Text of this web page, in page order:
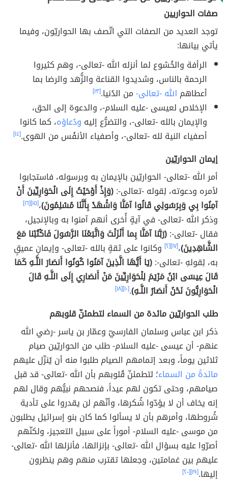
صفات الحواريين
توجد العديد من الصفات التي اتّصف بها الحواريّون، وفيما
يأتي بيانها:
الرأفة والخُشوع لما أنزله الله -تعالى-، وهم كثيروا
الرحمة بالناس، وشديدوا القناعة والزُّهد والرضا بما
أعطاهم الله -تعالى-من الدُنيا.[١٣]
الإخلاص لعيسى -عليه السلام-، والدعوة إلى الحق،
والإيمان بالله -تعالى-، والتضرُّع إليه ودُعاؤه، كما كانوا
أصفياء النية لله -تعالى-، وأصفياء الأنفُس من الهوى.[١٤]
إيمان الحواريّين
أمر الله -تعالى- الحواريّين بالإيمان به وبرسوله، فاستجابوا
لأمره ودعوته، لِقوله -تعالى-:(وَإِذْ أَوْحَيْتُ إِلَى الْحَوَارِيِّينَ أَنْ
آمِنُوا بِي وَبِرَسُولِي قَالُوا آمَنَّا وَاشْهَدْ بِأَنَّنَا مُسْلِمُونَ)،[١٥] [١٦]
وذكر الله -تعالى- في آيةٍ أُخرى أنهم آمنوا به وبالإنجيل،
فقال -تعالى-:(رَبَّنا آمَنَّا بِما أَنْزَلْتَ وَاتَّبَعْنَا الرَّسُولَ فَاكْتُبْنا مَعَ
الشَّاهِدِينَ)،[١٧] [٢]
وكانوا على ثقةٍ بالله -تعالى- وإيمانٍ عميقٍ
به، لِقولهِ -تعالى-:(يَا أَيُّهَا الَّذِينَ آمَنُوا كُونُوا أَنصَارَ اللَّـهِ كَمَا
قَالَ عِيسَى ابْنُ مَرْيَمَ لِلْحَوَارِيِّينَ مَنْ أَنصَارِي إِلَى اللَّـهِ قَالَ
الْحَوَارِيُّونَ نَحْنُ أَنصَارُ اللَّـهِ).[١٠] [١٨]
طلب الحواريّين مائدة من السماء لتطمئنّ قلوبهم
ذكر ابن عباس وسلمان الفارسيّ وعمّار بن ياسر -رضي الله
عنهم- أن عيسى -عليه السلام- طلب من الحواريّين صيام
ثلاثين يوماً، وبعد إتمامهم الصيام طلبوا منه أن يُنزّل عليهم
مائدةً من السماء؛ لتطمئنّ قُلوبهم بأن الله -تعالى- قد قبل
صيامهم، وحتى تكون لهم عيداً، فنصحهم نبيُّهم وقال لهم
إنه يخاف أن لا يؤدّوا شُكرها، وأنّهم لن يقدروا على تأدية
شُروطها، وأمرهم بأن لا يسألوا كما كان بنو إسرائيل يطلبون
من موسى -عليه السلام- أموراً على سبيل التعجيز، ولكنّهم
أصرّوا عليه بسؤال الله -تعالى- بإنزالها، فأنزلها الله -تعالى-
عليهم بين غمامتين، وجعلها تقترب منهم وهم ينظرون
إليها.[١٩] [٢٠]